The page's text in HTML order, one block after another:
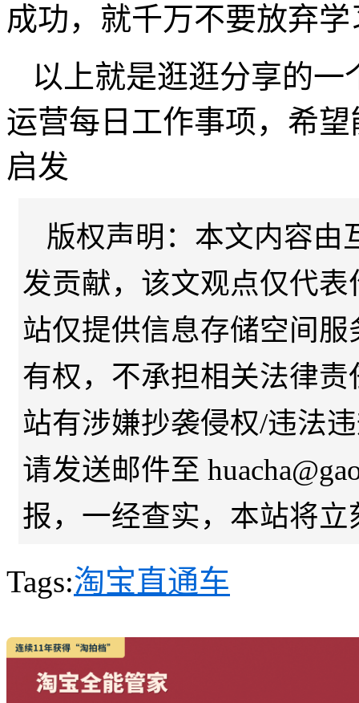
成功，就千万不要放弃学
以上就是逛逛分享的一
运营每日工作事项，希
启发
版权声明：本文内容由
发贡献，该文观点仅代
站仅提供信息存储空间
有权，不承担相关法律
站有涉嫌抄袭侵权/违法
请发送邮件至
报，一经查实，本站将立
Tags:淘宝直通车